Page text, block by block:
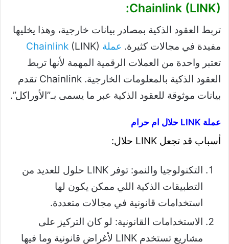
Chainlink (LINK):
تربط العقود الذكية بمصادر بيانات خارجية، وهذا يخليها
مفيدة في مجالات كثيرة. عملة Chainlink (LINK)
تعتبر واحدة من العملات الرقمية المهمة لأنها تربط
العقود الذكية بالمعلومات الخارجية. Chainlink تقدم
بيانات موثوقة للعقود الذكية عبر ما يسمى بـ”الأوراكل”.
عملة LINK حلال ام حرام
أسباب قد تجعل LINK حلال:
التكنولوجيا والنمو: توفر LINK حلول للعديد من
التطبيقات الذكية اللي ممكن يكون لها
استخدامات قانونية في مجالات متعددة.
الاستخدامات القانونية: لو كان التركيز على
مشاريع تستخدم LINK لأغراض قانونية وما فيها